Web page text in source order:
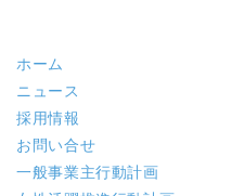
ホーム
ニュース
採用情報
お問い合せ
一般事業主行動計画